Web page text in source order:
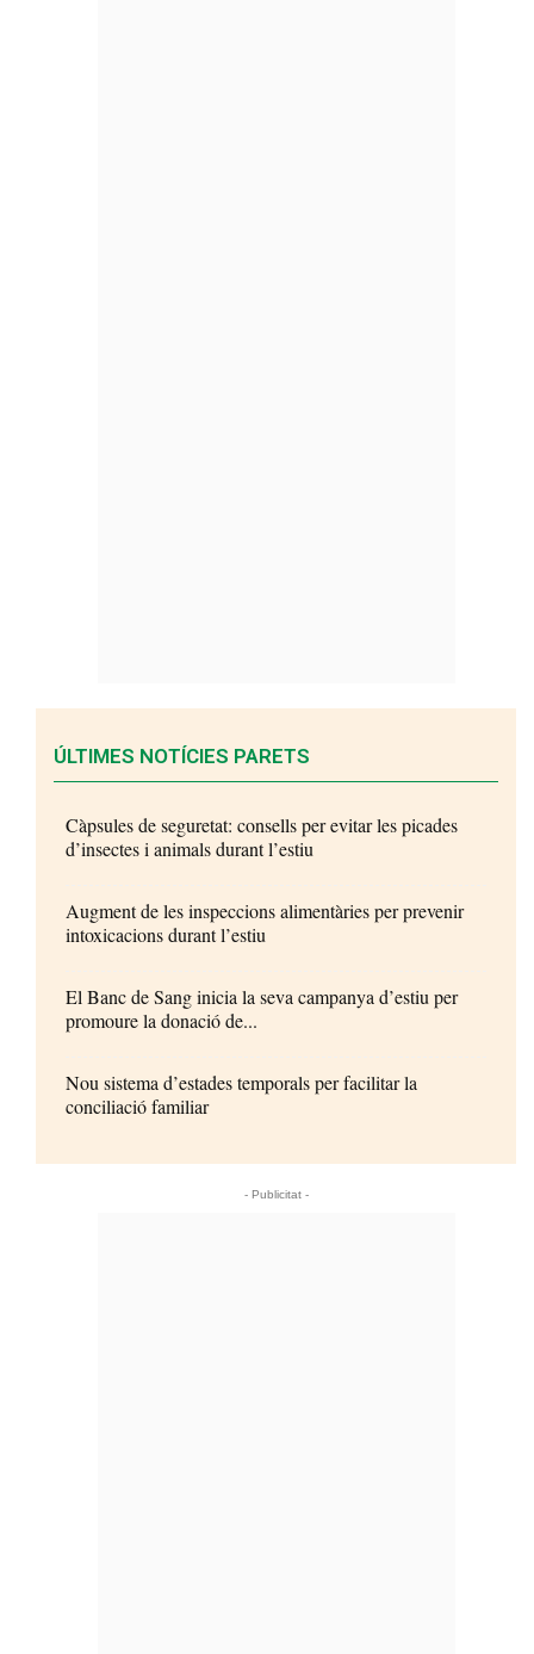
ÚLTIMES NOTÍCIES PARETS
Càpsules de seguretat: consells per evitar les picades
d’insectes i animals durant l’estiu
Augment de les inspeccions alimentàries per prevenir
intoxicacions durant l’estiu
El Banc de Sang inicia la seva campanya d’estiu per
promoure la donació de...
Nou sistema d’estades temporals per facilitar la
conciliació familiar
- Publicitat -